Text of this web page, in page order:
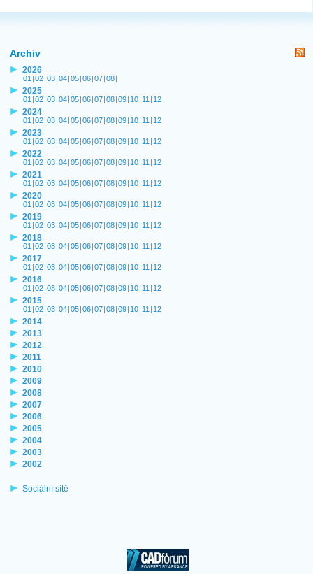
Archiv
2026
01 |02|03|04|05|06|07|08|
2025
01 |02|03|04|05|06|07|08|09| 10| 11 | 12
2024
01 |02|03|04|05|06|07|08|09| 10| 11 | 12
2023
01 |02|03|04|05|06|07|08|09| 10| 11 | 12
2022
01 |02|03|04|05|06|07|08|09| 10| 11 | 12
2021
01 |02|03|04|05|06|07|08|09| 10| 11 | 12
2020
01 |02|03|04|05|06|07|08|09| 10| 11 | 12
2019
01 |02|03|04|05|06|07|08|09| 10| 11 | 12
2018
01 |02|03|04|05|06|07|08|09| 10| 11 | 12
2017
01 |02|03|04|05|06|07|08|09| 10| 11 | 12
2016
01 |02|03|04|05|06|07|08|09| 10| 11 | 12
2015
01 |02|03|04|05|06|07|08|09| 10| 11 | 12
2014
2013
2012
2011
2010
2009
2008
2007
2006
2005
2004
2003
2002
Sociální sítě